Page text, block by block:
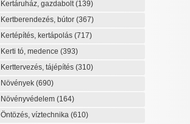
Kertáruház, gazdabolt(139)
Kertberendezés, bútor (367)
Kertépítés, kertápolás (717)
Kerti tó, medence (393)
Kerttervezés, tájépítés (310)
Növények (690)
Növényvédelem (164)
Öntözés, víztechnika (610)